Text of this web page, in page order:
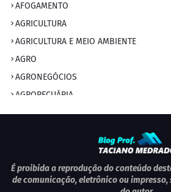
AFOGAMENTO
AGRICULTURA
AGRICULTURA E MEIO AMBIENTE
AGRO
AGRONEGÓCIOS
AGROPECUÁRIA
AMBIENTE
ANIVERSÁRIO DA CIDADE
ANIVERSÁRIOS
APEXBRASIL
É proibida a reprodução do conteúdo
de comunicação, eletrônico ou